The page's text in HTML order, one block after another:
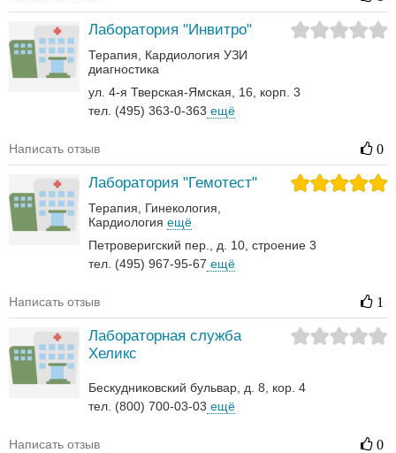
Лаборатория "Инвитро"
Терапия Кардиология УЗИ
диагностика
ул. 4-я Тверская-Ямская, 16, корп. 3
тел. (495) 363-0-363 ещё
Написать отзыв 0
Лаборатория "Гемотест"
Терапия
Гинекология
Кардиология ещё
Петроверигский пер., д. 10, строение 3
тел. (495) 967-95-67 ещё
Написать отзыв 1
Лабораторная служба
Хеликс
Бескудниковский бульвар, д. 8, кор. 4
тел. (800) 700-03-03 ещё
Написать отзыв 0